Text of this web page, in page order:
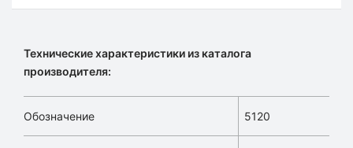
Технические характеристики из каталога
производителя:
Обозначение 5120